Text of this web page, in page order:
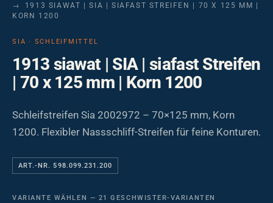
1913 SIAWAT | SIA | SIAFAST STREIFEN | 70 X 125 MM |
KORN 1200
SIA · SCHLEIFMITTEL
1913 siawat | SIA | siafast Streifen
| 70 x 125 mm | Korn 1200
Schleifstreifen Sia 2002972 – 70×125 mm, Korn
1200. Flexibler Nassschliff-Streifen für feine Konturen.
ART.-NR. 598.099.231.200
VARIANTE WÄHLEN — 21 GESCHWISTER-VARIANTEN